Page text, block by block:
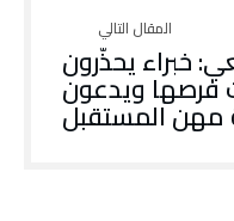
خبراء يحذّرون
فرصها ويدعون
مهن المستقبل